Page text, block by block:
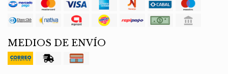
MEDIOS DE ENVÍO